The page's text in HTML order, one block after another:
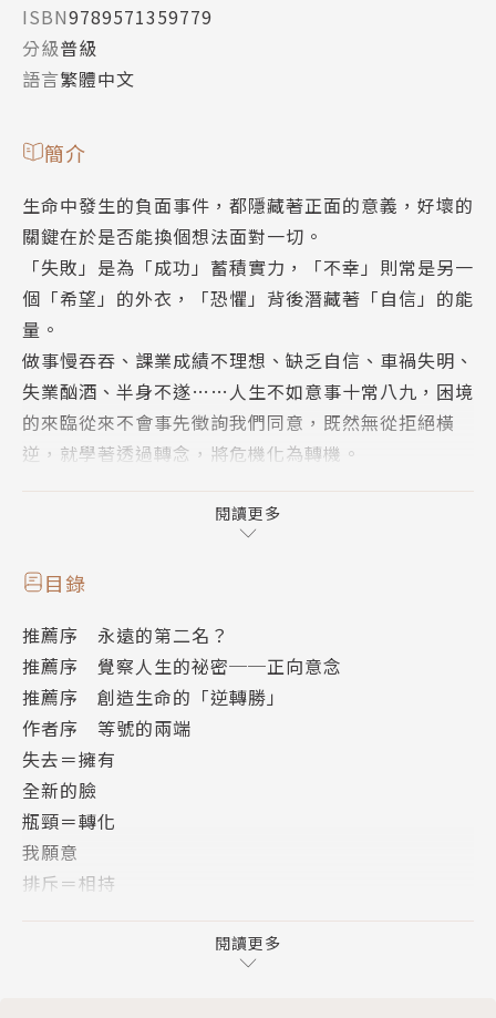
ISBN9789571359779
分級普級
語言繁體中文
簡介
生命中發生的負面事件，都隱藏著正面的意義，好壞的
關鍵在於是否能換個想法面對一切。
「失敗」是為「成功」蓄積實力，「不幸」則常是另一
個「希望」的外衣，「恐懼」背後潛藏著「自信」的能
量。
做事慢吞吞、課業成績不理想、缺乏自信、車禍失明、
失業酗酒、半身不遂……人生不如意事十常八九，困境
的來臨從來不會事先徵詢我們同意，既然無從拒絕橫
逆，就學著透過轉念，將危機化為轉機。
合專業的心理學理論分析，一步一步引導我們養成一生
受用不盡的「正面思考」觀念，生命往往因此找到新的
出口，從此開展更積極的新人生。
作者簡介
駱芳美
現任美國堤芬大學犯罪防治與社會科學學院副教授
擁有美國全國諮商師證照以及美國俄亥俄州臨床諮商師
執照。
臺灣雲林縣土庫人。畢業於實踐大學社會工作科；彰化
師範大學輔導與諮商系所學士、碩士；美國威斯康辛大
學教育研究所碩士；美國密西西比大學諮商教育博士。
曾任實踐大學社會工作系講師、副教授；實踐大學課外
行主任；美國德頓(Dayton)大學諮商教育研究所兼任
閱讀更多
目錄
推薦序 永遠的第二名？
推薦序 覺察人生的祕密──正向意念
推薦序 創造生命的「逆轉勝」
作者序 等號的兩端
失去＝擁有
全新的臉
瓶頸＝轉化
我願意
排斥＝相持
閱讀更多